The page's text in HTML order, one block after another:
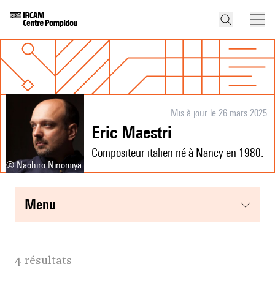
© Naohiro Ninomiya
Mis à jour le 26 mars 2025
Eric Maestri
Compositeur italien né à Nancy en 1980.
menu
4 résultats